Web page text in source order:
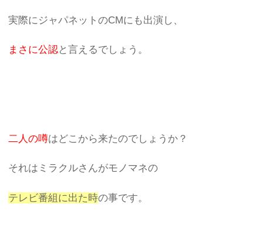
実際にジャパネットのCMにも出演し、
まさに公認と言えるでしょう。
二人の噂はどこから来たのでしょうか？
それはミラクルさんがモノマネの
テレビ番組に出た時の事です。